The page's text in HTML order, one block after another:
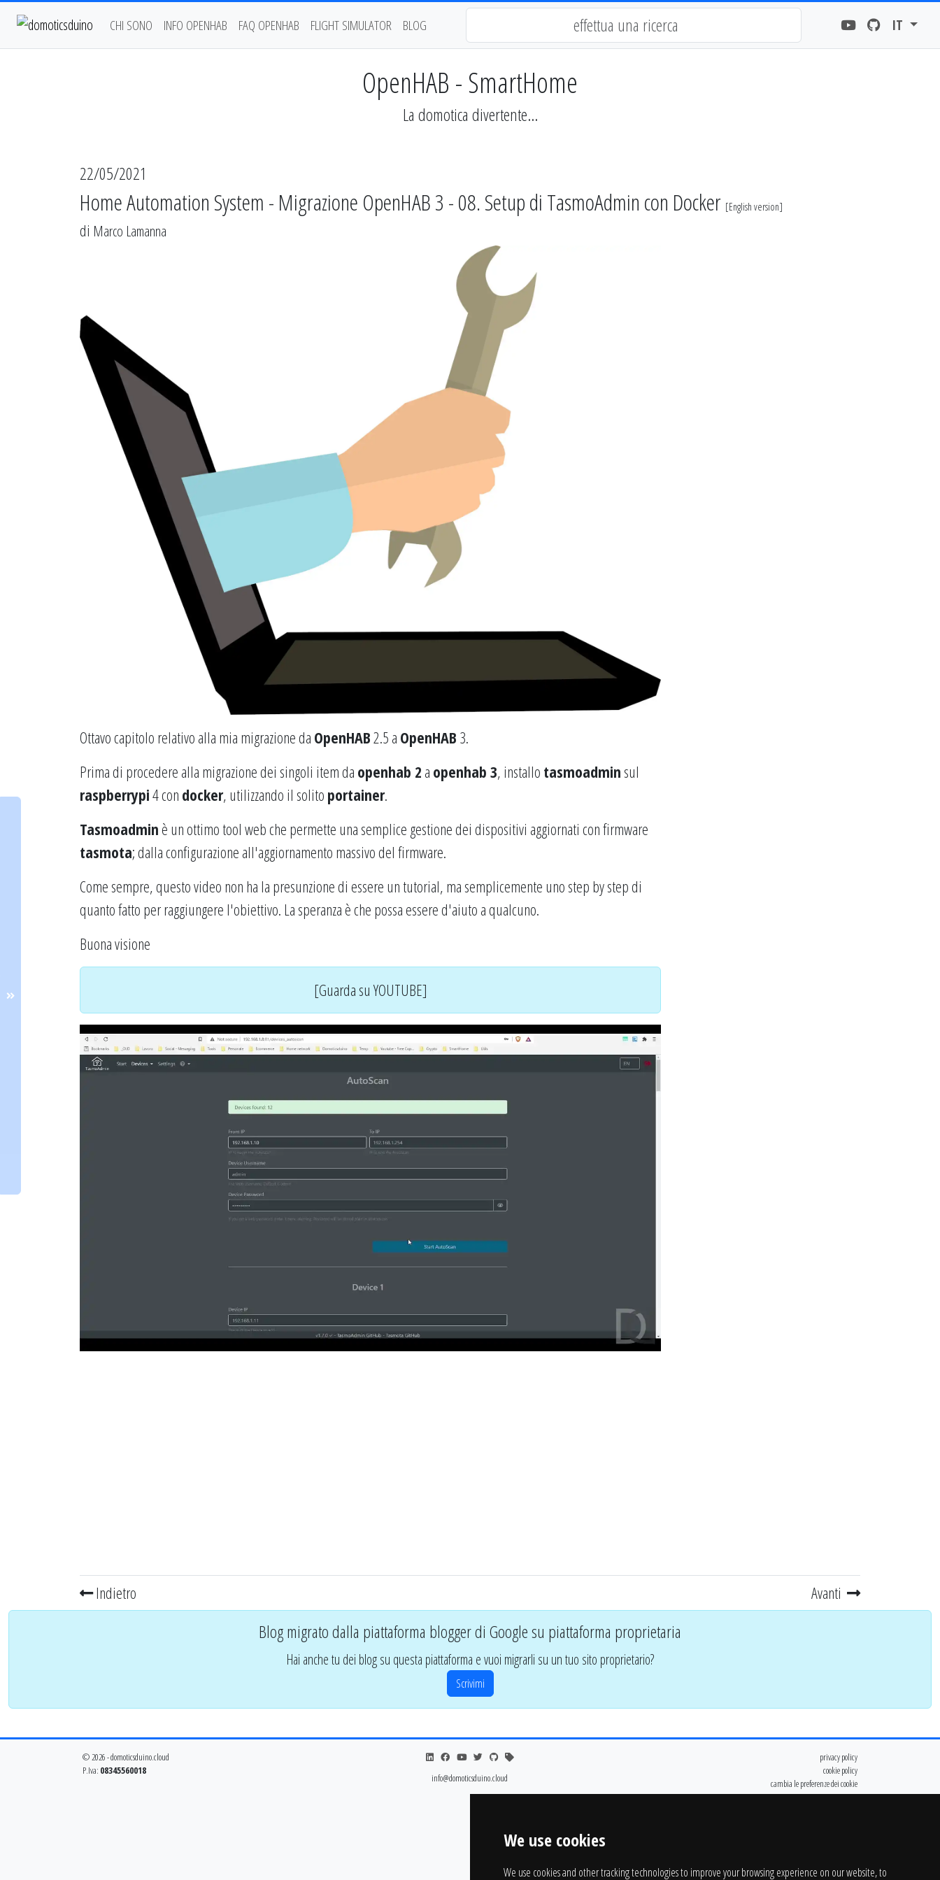
We use cookies
We use cookies and other tracking technologies to improve your browsing experience on our website, to
CHI SONO INFO OPENHAB FAQ OPENHAB FLIGHT SIMULATOR BLOG IT
OpenHAB - SmartHome
La domotica divertente...
22/05/2021
Home Automation System - Migrazione OpenHAB 3 - 08. Setup di TasmoAdmin con Docker [English version]
di Marco Lamanna
Ottavo capitolo relativo alla mia migrazione da OpenHAB2.5 a OpenHAB 3.
Prima di procedere alla migrazione dei singoli item da openhab 2 a openhab 3, installo tasmoadmin sul
raspberrypi4 con docker, utilizzando il solito portainer.
Tasmoadmin è un ottimo tool web che permette una semplice gestione dei dispositivi aggiornati con firmware
tasmota; dalla configurazione all'aggiornamento massivo del firmware.
Come sempre, questo video non ha la presunzione di essere un tutorial, ma semplicemente uno step by step di
quanto fatto per raggiungere l'obiettivo. La speranza è che possa essere d'aiuto a qualcuno.
Buona visione
[Guarda su YOUTUBE]
Indietro Avanti
Blog migrato dalla piattaforma blogger di Google su piattaforma proprietaria
Hai anche tu dei blog su questa piattaforma e vuoi migrarli su un tuo sito proprietario?
Scrivimi
© 2026 - domoticsduino.cloud
P.Iva: 08345560018
info@domoticsduino.cloud
privacy policy
cookie policy
cambia le preferenze dei cookie